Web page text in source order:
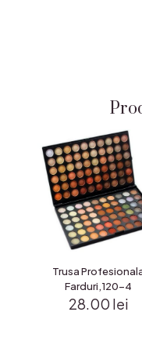
Trusa
Farduri,120-4
28.00 lei